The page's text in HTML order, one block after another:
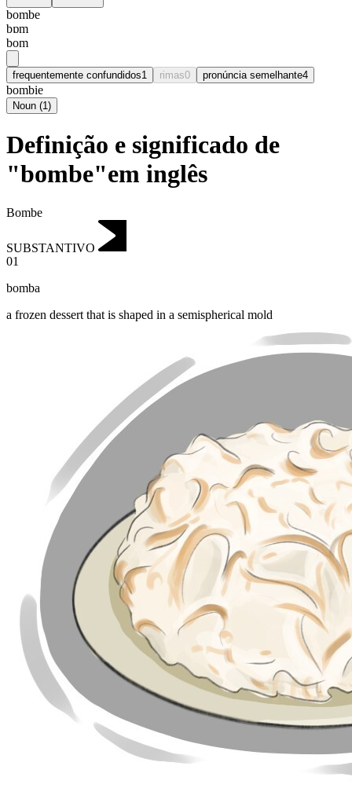
bombe
bɒm
bom
frequentemente confundidos1 rimas0 pronúncia semelhante4
bombie
Noun (1)
Definição e significado de
"bombe"em inglês
Bombe
SUBSTANTIVO
01
bomba
a frozen dessert that is shaped in a semispherical mold